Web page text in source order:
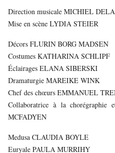
Direction musicale MICHIEL
Mise en scène LYDIA STEIER
Décors FLURIN BORG MADSEN
Costumes KATHARINA SCHLIPF
Éclairages ELANA SIBERSKI
Dramaturgie MAREIKE WINK
Chef des chœurs EMMANUEL
Collaboratrice à la
MCFADYEN
Medusa CLAUDIA BOYLE
Euryale PAULA MURRIHY